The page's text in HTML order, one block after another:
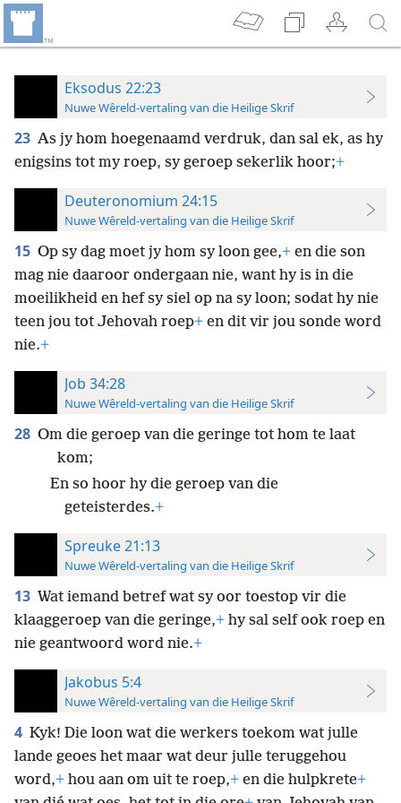
Eksodus 22:23
Nuwe Wêreld-vertaling van die Heilige Skrif
23 As jy hom hoegenaamd verdruk, dan sal ek, as hy
enigsins tot my roep, sy geroep sekerlik hoor;+
Deuteronomium 24:15
Nuwe Wêreld-vertaling van die Heilige Skrif
15 Op sy dag moet jy hom sy loon gee,+ en die son
mag nie daaroor ondergaan nie, want hy is in die
moeilikheid en hef sy siel op na sy loon; sodat hy nie
teen jou tot Jehovah roep+ en dit vir jou sonde word
nie.+
Job 34:28
Nuwe Wêreld-vertaling van die Heilige Skrif
28 Om die geroep van die geringe tot hom te laat
kom;
En so hoor hy die geroep van die
geteisterdes.+
Spreuke 21:13
Nuwe Wêreld-vertaling van die Heilige Skrif
13 Wat iemand betref wat sy oor toestop vir die
klaaggeroep van die geringe,+ hy sal self ook roep en
nie geantwoord word nie.+
Jakobus 5:4
Nuwe Wêreld-vertaling van die Heilige Skrif
4 Kyk! Die loon wat die werkers toekom wat julle
lande geoes het maar wat deur julle teruggehou
word,+ hou aan om uit te roep,+ en die hulpkrete+